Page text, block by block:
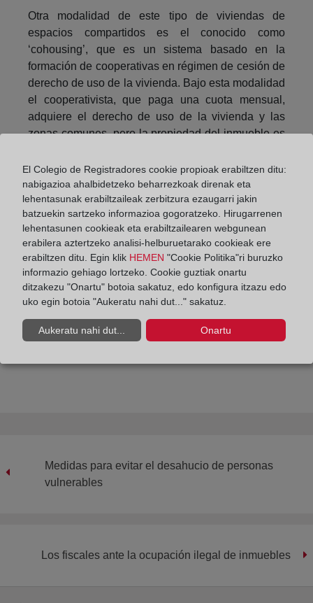
Otra modalidad de este tipo de viviendas de
espacios compartidos es el conocido como
‘cohousing’, que es un sistema basado en la
formación de cooperativas en régimen de cesión de
derecho de uso de la vivienda. Bajo esta modalidad
el cooperativista, que paga una cuota mensual,
adquiere el derecho de uso de la vivienda y las
zonas comunes, pero la propiedad del inmueble es
La principal diferencia entre el’ coliving’ y el
‘cohousing’ es que el primero está concebido para
estancias ocasionales, mientras que el segundo
tiene una clara intención de permanencia de sus
titulares. Así, el ‘coliving’ se desarrolla más entre
jóvenes profesionales, mientras que el ‘cohousing’
tiene mayor aceptación entre grupos familiares,
personas mayores o colectivos con intereses
Medidas para evitar el desahucio de personas
vulnerables
Los fiscales ante la ocupación ilegal de inmuebles
El Colegio de Registradores cookie propioak erabiltzen ditu:
nabigazioa ahalbidetzeko beharrezkoak direnak eta
lehentasunak erabiltzaileak zerbitzura ezaugarri jakin
batzuekin sartzeko informazioa gogoratzeko. Hirugarrenen
lehentasunen cookieak eta erabiltzailearen webgunean
erabilera aztertzeko analisi-helburuetarako cookieak ere
erabiltzen ditu. Egin klik HEMEN "Cookie Politika"ri buruzko
informazio gehiago lortzeko. Cookie guztiak onartu
ditzakezu "Onartu" botoia sakatuz, edo konfigura itzazu edo
uko egin botoia "Aukeratu nahi dut..." sakatuz.
Aukeratu nahi dut... Onartu